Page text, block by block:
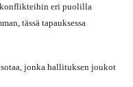
eri puolilla
tässä tapauksessa
jonka hallituksen joukot